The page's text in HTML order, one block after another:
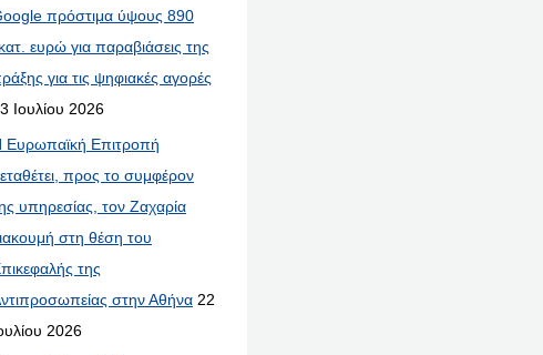
πρόστιμα ύψους 890
ευρώ για παραβιάσεις της
για τις ψηφιακές αγορές
Ιουλίου 2026
Ευρωπαϊκή Επιτροπή
προς το συμφέρον
υπηρεσίας, τον Ζαχαρία
στη θέση του
της
στην Αθήνα 22
2026